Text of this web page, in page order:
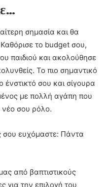
σημασία και θα
το budget σου,
παιδιού και ακολούθησε
Το πιο σημαντικό
ένστικτό σου και σίγουρα
με πολλή αγάπη που
νέο σου ρόλο.
σου ευχόμαστε: Πάντα
από βαπτιστικούς
για την επιλογή του